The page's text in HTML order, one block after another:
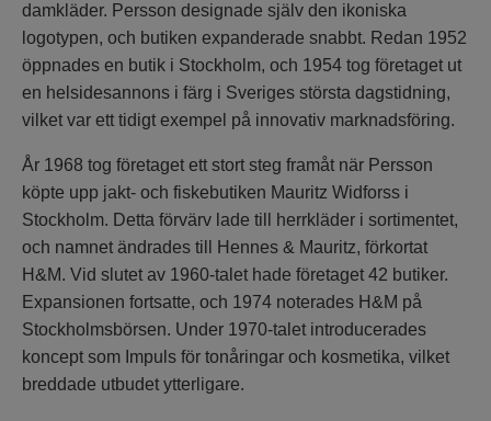
damkläder. Persson designade själv den ikoniska
logotypen, och butiken expanderade snabbt. Redan 1952
öppnades en butik i Stockholm, och 1954 tog företaget ut
en helsidesannons i färg i Sveriges största dagstidning,
vilket var ett tidigt exempel på innovativ marknadsföring.
År 1968 tog företaget ett stort steg framåt när Persson
köpte upp jakt- och fiskebutiken Mauritz Widforss i
Stockholm. Detta förvärv lade till herrkläder i sortimentet,
och namnet ändrades till Hennes & Mauritz, förkortat
H&M. Vid slutet av 1960-talet hade företaget 42 butiker.
Expansionen fortsatte, och 1974 noterades H&M på
Stockholmsbörsen. Under 1970-talet introducerades
koncept som Impuls för tonåringar och kosmetika, vilket
breddade utbudet ytterligare.